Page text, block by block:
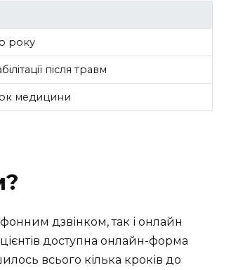
року
після травм
медицини
дзвінком, так і онлайн
доступна онлайн-форма
всього кілька кроків до